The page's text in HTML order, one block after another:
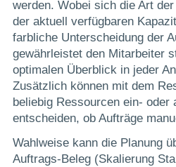
werden. Wobei sich die Art
der aktuell verfügbaren
farbliche Unterscheidung der
gewährleistet den Mitarbeiter
optimalen Überblick in jeder
Zusätzlich können mit dem
beliebig Ressourcen ein- oder
entscheiden, ob Aufträge
Wahlweise kann die Planung
Auftrags-Beleg (Skalierung